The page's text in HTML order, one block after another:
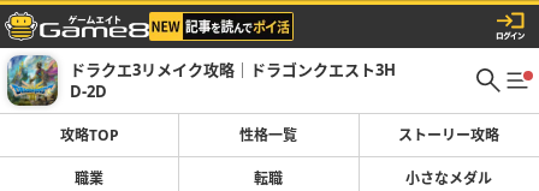
ドラクエ3リメイク攻略｜ドラゴンクエスト3H
D-2D
攻略TOP 性格一覧 ストーリー攻略
職業 転職 小さなメダル